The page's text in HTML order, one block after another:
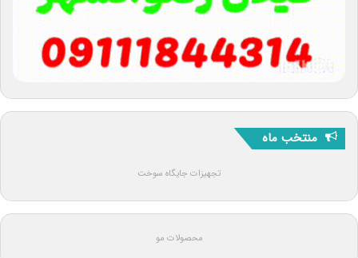
منتخب ماه
تجهیزات جایگاه سوخت
محصولات مو